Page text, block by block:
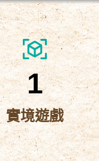
1
實境遊戲